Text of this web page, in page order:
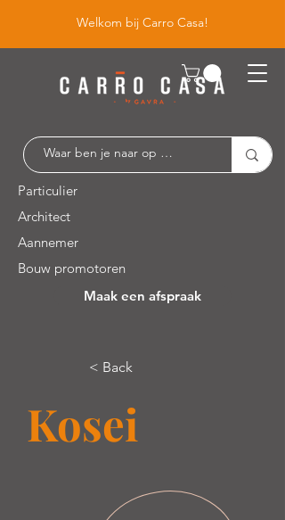
Welkom bij Carro Casa!
Particulier
Architect
Aannemer
Bouw promotoren
Maak een afspraak
Leuvensesteenweg 526 / 1930 Zaventem
< Back
Kosei